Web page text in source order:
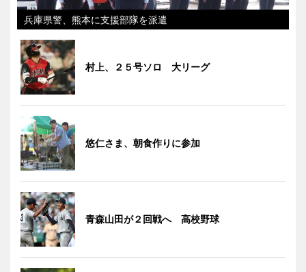
兵庫県警、熊本に支援部隊を派遣
村上、２５号ソロ 大リーグ
悠仁さま、朝食作りに参加
青森山田が２回戦へ 高校野球